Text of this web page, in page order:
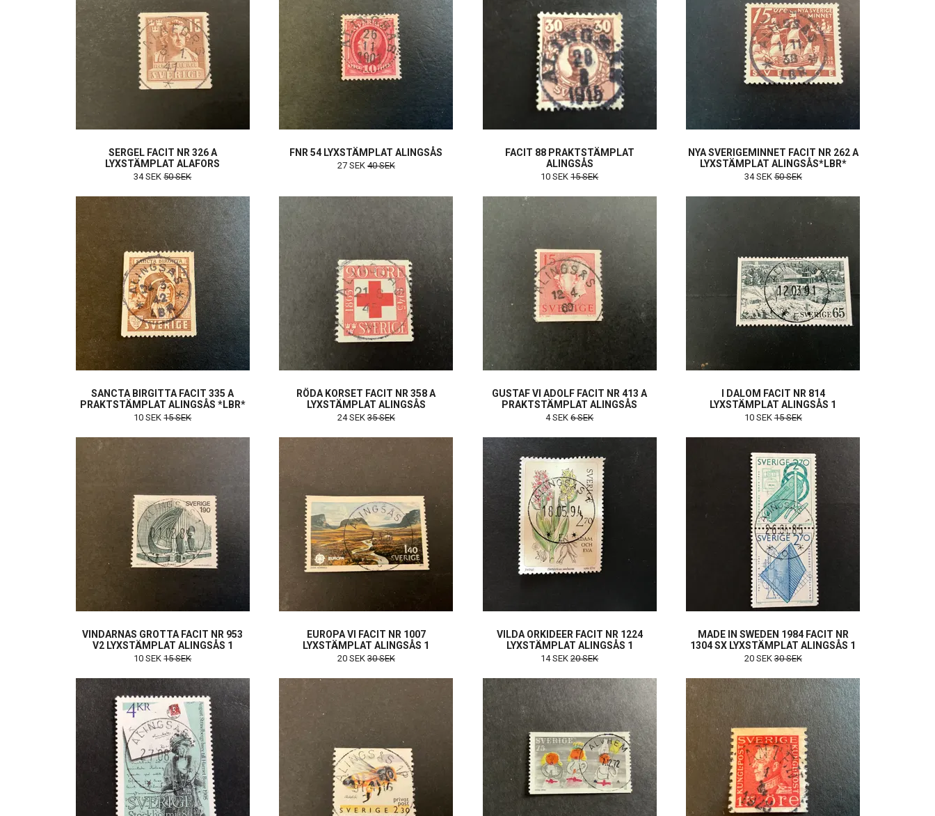
SERGEL FACIT NR 326 A
LYXSTÄMPLAT ALAFORS
34 SEK50 SEK
FNR 54 LYXSTÄMPLAT ALINGSÅS
27 SEK40 SEK
FACIT 88 PRAKTSTÄMPLAT
ALINGSÅS
10 SEK15 SEK
NYA SVERIGEMINNET FACIT NR 262 A
LYXSTÄMPLAT ALINGSÅS*LBR*
34 SEK50 SEK
SANCTA BIRGITTA FACIT 335 A
PRAKTSTÄMPLAT ALINGSÅS *LBR*
10 SEK15 SEK
RÖDA KORSET FACIT NR 358 A
LYXSTÄMPLAT ALINGSÅS
24 SEK35 SEK
GUSTAF VI ADOLF FACIT NR 413 A
PRAKTSTÄMPLAT ALINGSÅS
4 SEK6 SEK
I DALOM FACIT NR 814
LYXSTÄMPLAT ALINGSÅS 1
10 SEK15 SEK
VINDARNAS GROTTA FACIT NR 953
V2 LYXSTÄMPLAT ALINGSÅS 1
10 SEK15 SEK
EUROPA VI FACIT NR 1007
LYXSTÄMPLAT ALINGSÅS 1
20 SEK30 SEK
VILDA ORKIDEER FACIT NR 1224
LYXSTÄMPLAT ALINGSÅS 1
14 SEK20 SEK
MADE IN SWEDEN 1984 FACIT NR
1304 SX LYXSTÄMPLAT ALINGSÅS 1
20 SEK30 SEK